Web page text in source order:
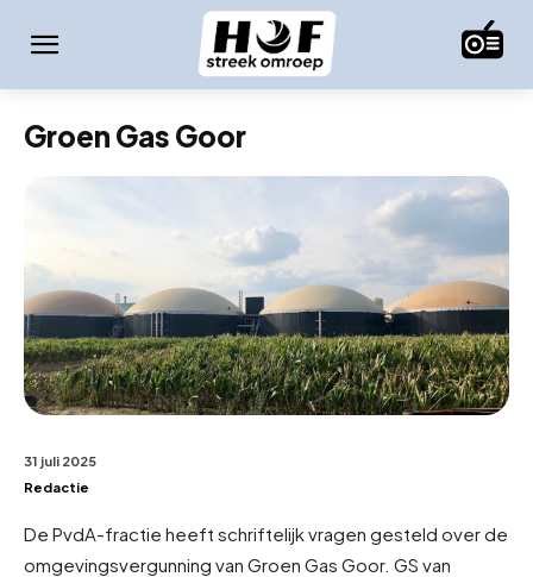
Groen Gas Goor
31 juli 2025
Redactie
De PvdA-fractie heeft schriftelijk vragen gesteld over de
omgevingsvergunning van Groen Gas Goor. GS van